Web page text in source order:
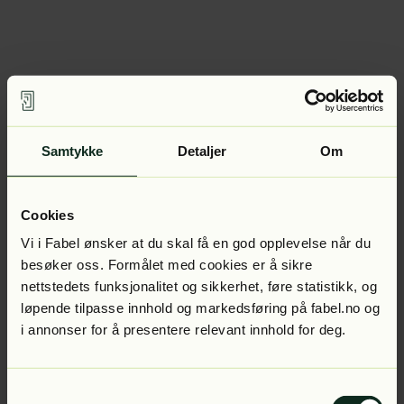
Samtykke Detaljer Om
Cookies
Vi i Fabel ønsker at du skal få en god opplevelse når du
besøker oss. Formålet med cookies er å sikre
nettstedets funksjonalitet og sikkerhet, føre statistikk, og
løpende tilpasse innhold og markedsføring på fabel.no og
i annonser for å presentere relevant innhold for deg.